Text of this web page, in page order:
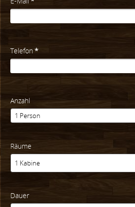
Telefon*
Anzahl
Räume
Dauer